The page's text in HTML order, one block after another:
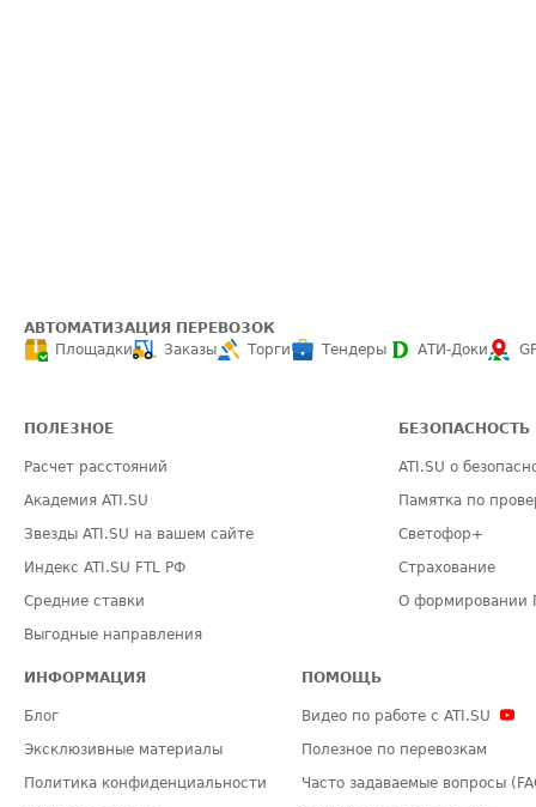
АВТОМАТИЗАЦИЯ ПЕРЕВОЗОК
Площадки
Заказы Торги Тендеры АТИ-Доки
ПОЛЕЗНОЕ
Расчет расстояний
Академия ATI.SU
Звезды ATI.SU на вашем сайте
Индекс ATI.SU FTL РФ
Средние ставки
Выгодные направления
БЕЗОПАСНОСТЬ
ATI.SU о
Памятка по
Светофор+
Страхование
О формировании
ИНФОРМАЦИЯ
Блог
Эксклюзивные материалы
Политика конфиденциальности
ПОМОЩЬ
Видео по работе с ATI.SU
Полезное по перевозкам
Часто задаваемые вопросы